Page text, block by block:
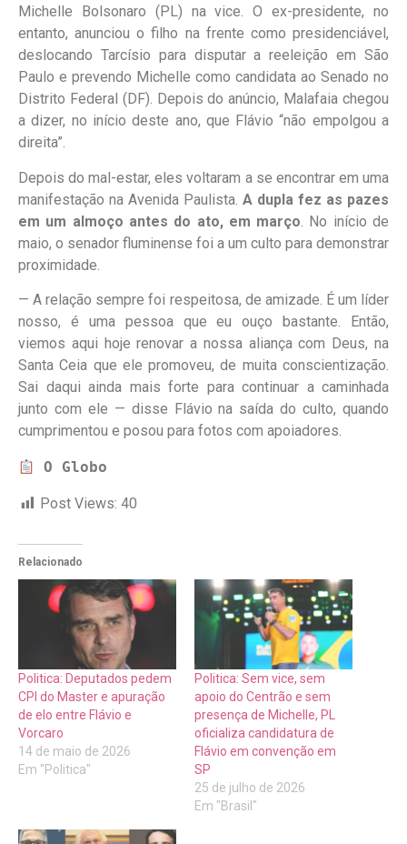
Michelle Bolsonaro (PL) na vice. O ex-presidente, no
entanto, anunciou o filho na frente como presidenciável,
deslocando Tarcísio para disputar a reeleição em São
Paulo e prevendo Michelle como candidata ao Senado no
Distrito Federal (DF). Depois do anúncio, Malafaia chegou
a dizer, no início deste ano, que Flávio “não empolgou a
direita”.
Depois do mal-estar, eles voltaram a se encontrar em uma
manifestação na Avenida Paulista. A dupla fez as pazes
em um almoço antes do ato, em março . No início de
maio, o senador fluminense foi a um culto para demonstrar
proximidade.
— A relação sempre foi respeitosa, de amizade. É um líder
nosso, é uma pessoa que eu ouço bastante. Então,
viemos aqui hoje renovar a nossa aliança com Deus, na
Santa Ceia que ele promoveu, de muita conscientização.
Sai daqui ainda mais forte para continuar a caminhada
junto com ele — disse Flávio na saída do culto, quando
cumprimentou e posou para fotos com apoiadores.
O Globo
Post Views: 40
Relacionado
Politica: Deputados pedem
CPI do Master e apuração
de elo entre Flávio e
Vorcaro
14 de maio de 2026
Em "Politica"
Politica: Sem vice, sem
apoio do Centrão e sem
presença de Michelle, PL
oficializa candidatura de
Flávio em convenção em
SP
25 de julho de 2026
Em "Brasil"